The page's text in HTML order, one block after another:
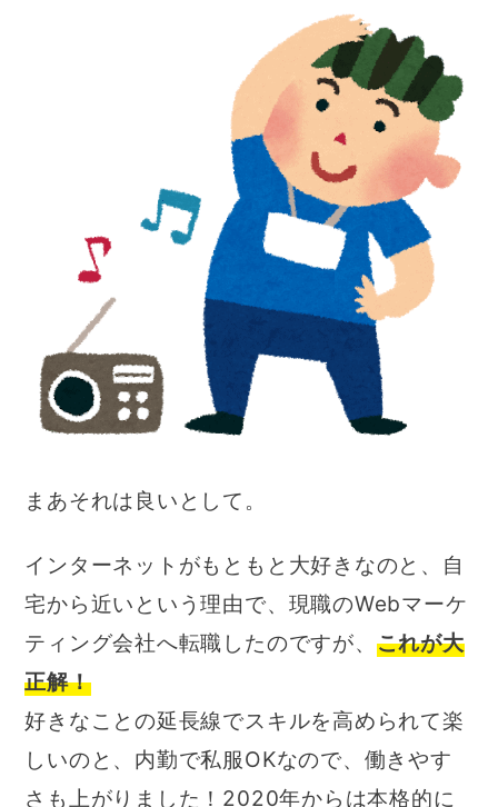
まあそれは良いとして。
インターネットがもともと大好きなのと、自
宅から近いという理由で、現職のWebマーケ
ティング会社へ転職したのですが、 これが大
正解！
好きなことの延長線でスキルを高められて楽
しいのと、内勤で私服OKなので、働きやす
さも上がりました！2020年からは本格的に